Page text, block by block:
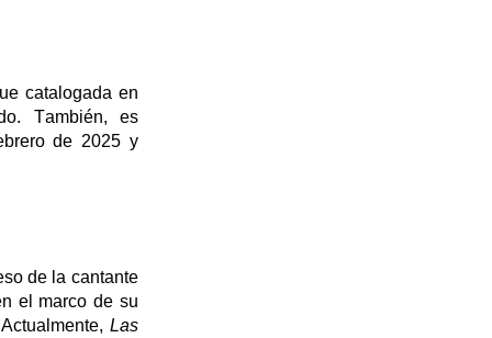
catalogada en
También, es
de 2025 y
de la cantante
el marco de su
Las